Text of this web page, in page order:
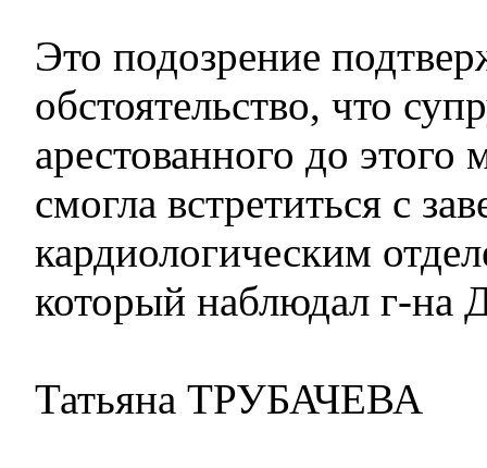
Это подозрение
обстоятельство, что
арестованного до этого
смогла встретиться с
кардиологическим
который наблюдал г-на
Татьяна ТРУБАЧЕВА